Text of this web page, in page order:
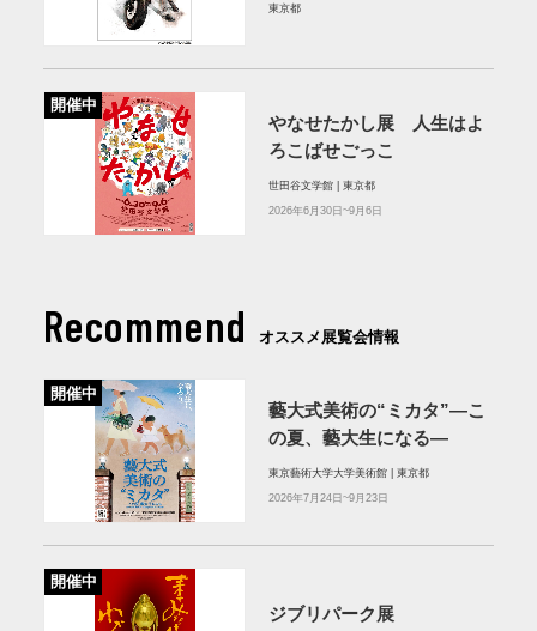
東京都
開催中
やなせたかし展 人生はよ
ろこばせごっこ
世田谷文学館 | 東京都
2026年6月30日~9月6日
Recommend オススメ展覧会情報
開催中
藝大式美術の“ミカタ”―こ
の夏、藝大生になる―
東京藝術大学大学美術館 | 東京都
2026年7月24日~9月23日
開催中
ジブリパーク展